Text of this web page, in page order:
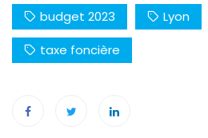
budget 2023 Lyon
taxe foncière